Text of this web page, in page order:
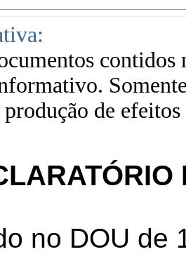
contidos
produção de
no DOU de